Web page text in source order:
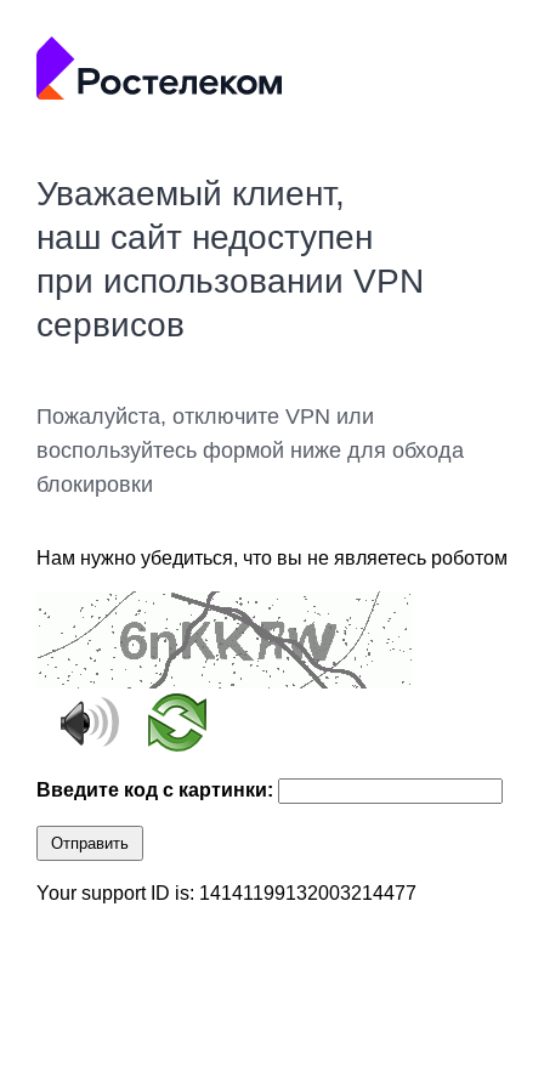
Уважаемый клиент,
наш сайт недоступен
при использовании VPN
сервисов
Пожалуйста, отключите VPN или
воспользуйтесь формой ниже для обхода
блокировки
Нам нужно убедиться, что вы не являетесь роботом
Введите код с картинки:
Отправить
Your support ID is: 14141199132003214477